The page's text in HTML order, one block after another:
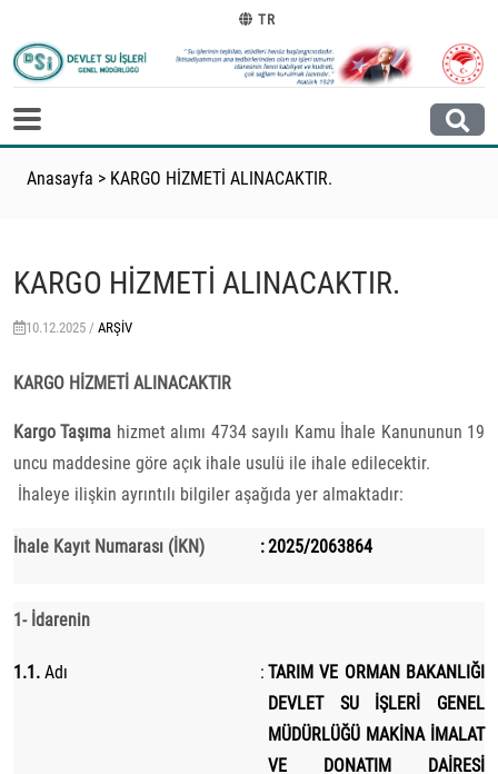
TR
Anasayfa > KARGO HİZMETİ ALINACAKTIR.
KARGO HİZMETİ ALINACAKTIR.
10.12.2025 / ARŞIV
KARGO HİZMETİ ALINACAKTIR
Kargo Taşıma hizmet alımı 4734 sayılı Kamu İhale Kanununun 19
uncu maddesine göre açık ihale usulü ile ihale edilecektir.
İhaleye ilişkin ayrıntılı bilgiler aşağıda yer almaktadır:
İhale Kayıt Numarası (İKN) :2025/2063864
1- İdarenin
1.1. Adı : TARIM VE ORMAN BAKANLIĞI
DEVLET SU İŞLERİ GENEL
MÜDÜRLÜĞÜ MAKİNA İMALAT
VE DONATIM DAİRESİ